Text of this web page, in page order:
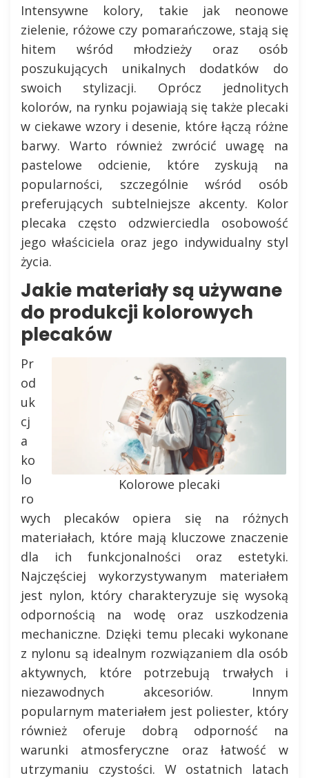
Intensywne kolory, takie jak neonowe
zielenie, różowe czy pomarańczowe, stają się
hitem wśród młodzieży oraz osób
poszukujących unikalnych dodatków do
swoich stylizacji. Oprócz jednolitych
kolorów, na rynku pojawiają się także plecaki
w ciekawe wzory i desenie, które łączą różne
barwy. Warto również zwrócić uwagę na
pastelowe odcienie, które zyskują na
popularności, szczególnie wśród osób
preferujących subtelniejsze akcenty. Kolor
plecaka często odzwierciedla osobowość
jego właściciela oraz jego indywidualny styl
życia.
Jakie materiały są używane
do produkcji kolorowych
plecaków
Kolorowe plecaki
Pr
od
uk
cj
a
ko
lo
ro
wych plecaków opiera się na różnych
materiałach, które mają kluczowe znaczenie
dla ich funkcjonalności oraz estetyki.
Najczęściej wykorzystywanym materiałem
jest nylon, który charakteryzuje się wysoką
odpornością na wodę oraz uszkodzenia
mechaniczne. Dzięki temu plecaki wykonane
z nylonu są idealnym rozwiązaniem dla osób
aktywnych, które potrzebują trwałych i
niezawodnych akcesoriów. Innym
popularnym materiałem jest poliester, który
również oferuje dobrą odporność na
warunki atmosferyczne oraz łatwość w
utrzymaniu czystości. W ostatnich latach